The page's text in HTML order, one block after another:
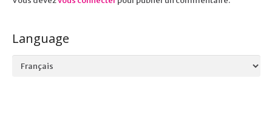
Language
Language